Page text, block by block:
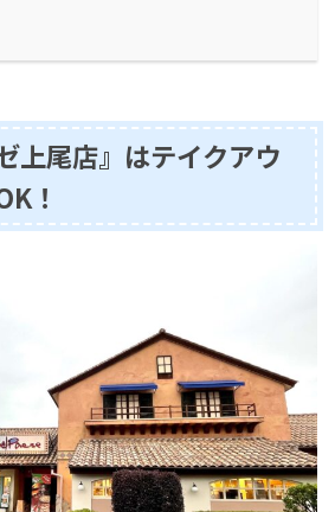
上尾店』はテイクアウ
！